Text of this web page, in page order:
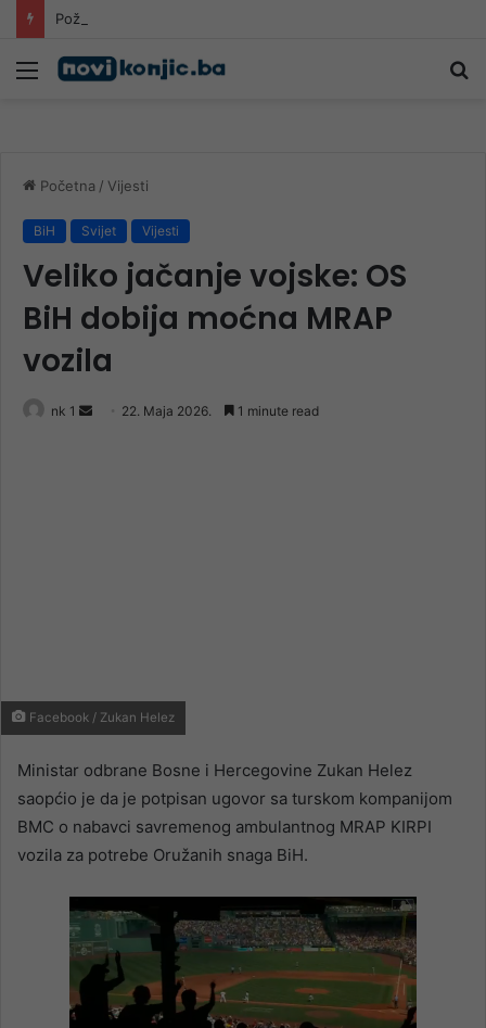
Meni
Početna / Vijesti
BiH Svijet Vijesti
Veliko jačanje vojske: OS
BiH dobija moćna MRAP
vozila
nk 1
Send 22. Maja 2026. 1 minute read
Facebook / Zukan Helez
Ministar odbrane Bosne i Hercegovine Zukan Helez
saopćio je da je potpisan ugovor sa turskom kompanijom
BMC o nabavci savremenog ambulantnog MRAP KIRPI
vozila za potrebe Oružanih snaga BiH.